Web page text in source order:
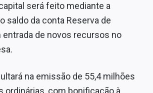
será feito mediante a
saldo da conta Reserva de
entrada de novos recursos no
na emissão de 55,4 milhões